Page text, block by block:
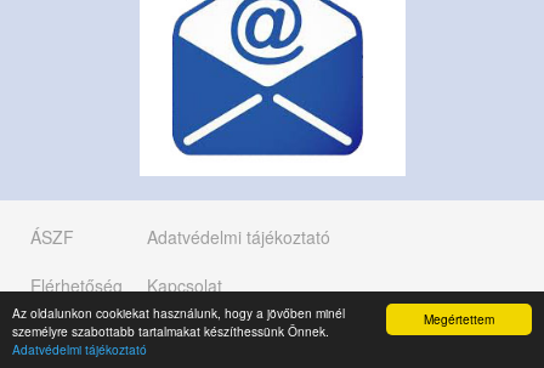
Megértettem
Az oldalunkon cookiekat használunk, hogy a jövőben minél
személyre szabottabb tartalmakat készíthessünk Önnek.
Adatvédelmi tájékoztató
ÁSZF
Adatvédelmi tájékoztató
Elérhetőség
Kapcsolat
Copyright © 2019 K.É.K. KFT.